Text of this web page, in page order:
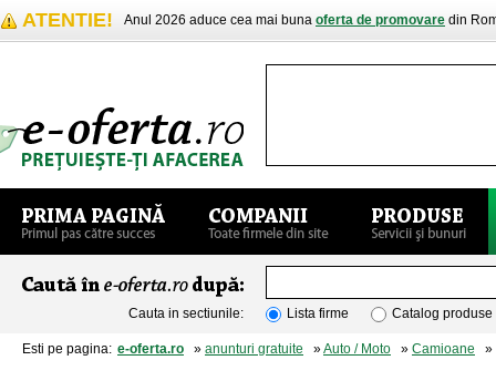
ATENTIE! Anul 2026 aduce cea mai buna oferta de promovare din
Cauta in sectiunile: Lista firme Catalog produse
Esti pe pagina: e-oferta.ro » anunturi gratuite »Auto / Moto » Camioane »